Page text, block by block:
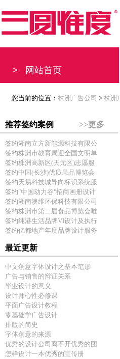
> 网站首页
您当前的位置： 株洲广告公司 > 株洲
推荐签约案例 >>更多
签约湖南立方新能源科技有限公
签约株洲市教育局迎全国文明单
签约株洲高新区(天元区)志愿服
签约中国(长沙)优质果品博览会
签约天易科技城导向标识系统服
签约"中国动力谷"招商画册设计
签约湖南澳维环保科技有限公司
签约株洲市第二届食品博览会唯
签约纯港生活品牌VI设计及执行
签约亿都地产年度品牌设计服务
最近更新
中文创意字体设计之基本笔形
广告与销售的辩证关系
毕业设计的意义
设计师心性必修课
平面广告设计教程
零基础学广告设计
排版的简史
字体创意的来源
优秀的设计公司离不开优秀的团
怎样设计一本优秀的宣传册